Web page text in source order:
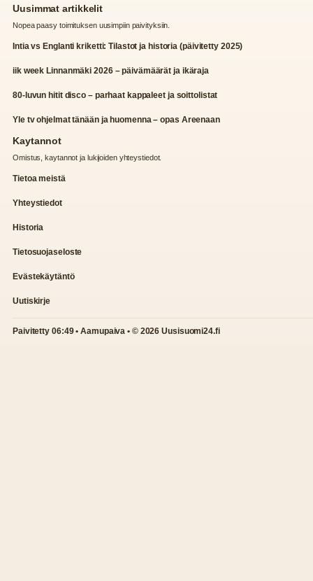
Uusimmat artikkelit
Nopea paasy toimituksen uusimpiin paivityksiin.
Intia vs Englanti kriketti: Tilastot ja historia (päivitetty 2025)
iik week Linnanmäki 2026 – päivämäärät ja ikäraja
80-luvun hitit disco – parhaat kappaleet ja soittolistat
Yle tv ohjelmat tänään ja huomenna – opas Areenaan
Kaytannot
Omistus, kaytannot ja lukijoiden yhteystiedot.
Tietoa meistä
Yhteystiedot
Historia
Tietosuojaseloste
Evästekäytäntö
Uutiskirje
Paivitetty 06:49 • Aamupaiva • © 2026 Uusisuomi24.fi